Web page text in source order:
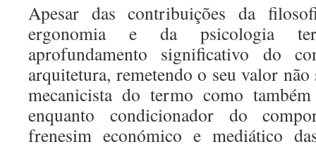
Apesar das contribuições da
ergonomia e da psicologia
aprofundamento significativo do
arquitetura, remetendo o seu valor
mecanicista do termo como
enquanto condicionador do
frenesim económico e mediático